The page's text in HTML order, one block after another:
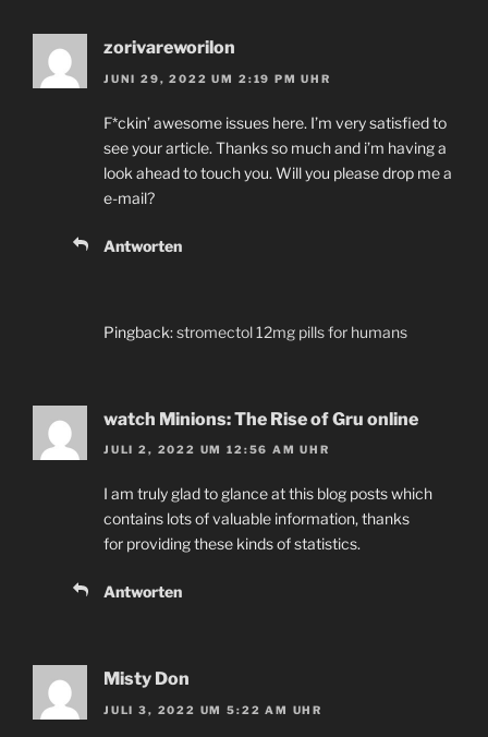
zorivareworilon
JUNI 29, 2022 UM 2:19 PM UHR
F*ckin’ awesome issues here. I’m very satisfied to
see your article. Thanks so much and i’m having a
look ahead to touch you. Will you please drop me a
e-mail?
Antworten
Pingback:stromectol 12mg pills for humans
watch Minions: The Rise of Gru online
JULI 2, 2022 UM 12:56 AM UHR
I am truly glad to glance at this blog posts which
contains lots of valuable information, thanks
for providing these kinds of statistics.
Antworten
Misty Don
JULI 3, 2022 UM 5:22 AM UHR